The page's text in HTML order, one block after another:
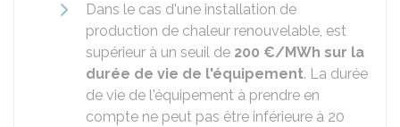
Dans le cas d'une installation de
production de chaleur renouvelable, est
supérieur à un seuil de 200 €/MWh sur la
durée de vie de l'équipement. La durée
de vie de l'équipement à prendre en
compte ne peut pas être inférieure à 20